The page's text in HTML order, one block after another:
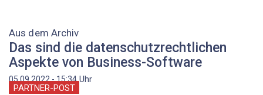
Aus dem Archiv
Das sind die datenschutzrechtlichen
Aspekte von Business-Software
05.09.2022 - 15:34Uhr
PARTNER-POST